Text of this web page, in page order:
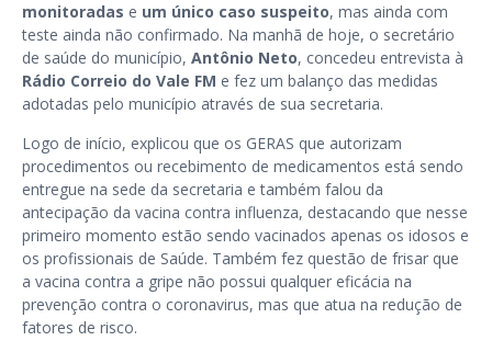
monitoradas e um único caso suspeito, mas ainda com
teste ainda não confirmado. Na manhã de hoje, o secretário
de saúde do município, Antônio Neto, concedeu entrevista à
Rádio Correio do Vale FM e fez um balanço das medidas
adotadas pelo município através de sua secretaria.
Logo de início, explicou que os GERAS que autorizam
procedimentos ou recebimento de medicamentos está sendo
entregue na sede da secretaria e também falou da
antecipação da vacina contra influenza, destacando que nesse
primeiro momento estão sendo vacinados apenas os idosos e
os profissionais de Saúde. Também fez questão de frisar que
a vacina contra a gripe não possui qualquer eficácia na
prevenção contra o coronavirus, mas que atua na redução de
fatores de risco.